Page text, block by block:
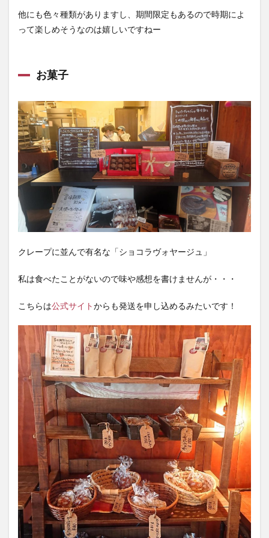
他にも色々種類がありますし、期間限定もあるので時期によ
って楽しめそうなのは嬉しいですねー
お菓子
クレープに並んで有名な「ショコラヴォヤージュ」
私は食べたことがないので味や感想を書けませんが・・・
こちらは公式サイトからも発送を申し込めるみたいです！